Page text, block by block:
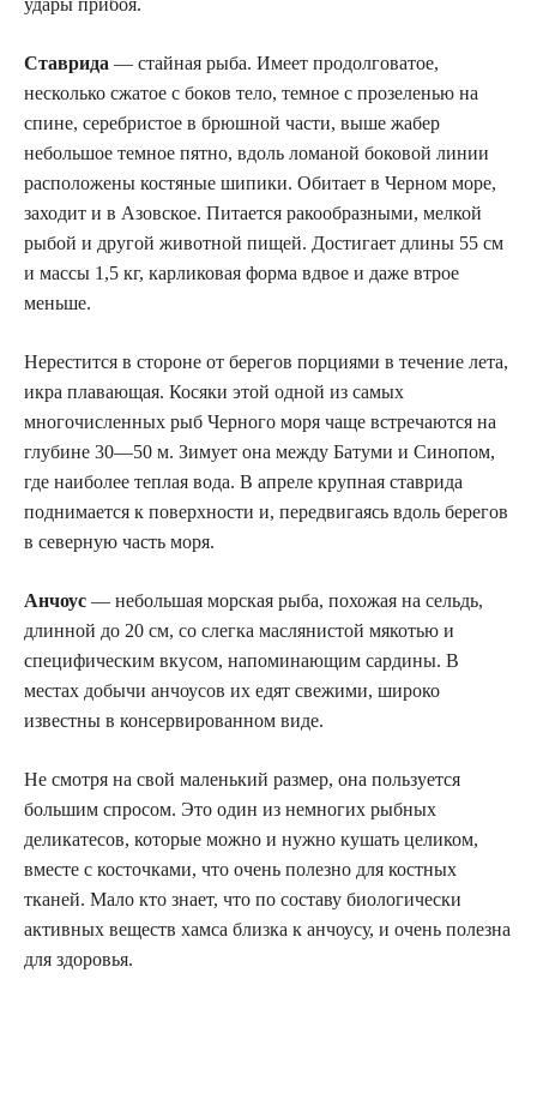
удары прибоя.
Ставрида — стайная рыба. Имеет продолговатое,
несколько сжатое с боков тело, темное с прозеленью на
спине, серебристое в брюшной части, выше жабер
небольшое темное пятно, вдоль ломаной боковой линии
расположены костяные шипики. Обитает в Черном море,
заходит и в Азовское. Питается ракообразными, мелкой
рыбой и другой животной пищей. Достигает длины 55 см
и массы 1,5 кг, карликовая форма вдвое и даже втрое
меньше.
Нерестится в стороне от берегов порциями в течение лета,
икра плавающая. Косяки этой одной из самых
многочисленных рыб Черного моря чаще встречаются на
глубине 30—50 м. Зимует она между Батуми и Синопом,
где наиболее теплая вода. В апреле крупная ставрида
поднимается к поверхности и, передвигаясь вдоль берегов
в северную часть моря.
Анчоус — небольшая морская рыба, похожая на сельдь,
длинной до 20 см, со слегка маслянистой мякотью и
специфическим вкусом, напоминающим сардины. В
местах добычи анчоусов их едят свежими, широко
известны в консервированном виде.
Не смотря на свой маленький размер, она пользуется
большим спросом. Это один из немногих рыбных
деликатесов, которые можно и нужно кушать целиком,
вместе с косточками, что очень полезно для костных
тканей. Мало кто знает, что по составу биологически
активных веществ хамса близка к анчоусу, и очень полезна
для здоровья.